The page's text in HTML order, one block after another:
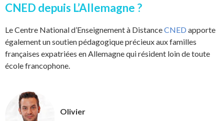
CNED depuis L’Allemagne ?
Le Centre National d’Enseignement à DistanceCNED apporte
également un soutien pédagogique précieux aux familles
françaises expatriées en Allemagne qui résident loin de toute
école francophone.
Olivier